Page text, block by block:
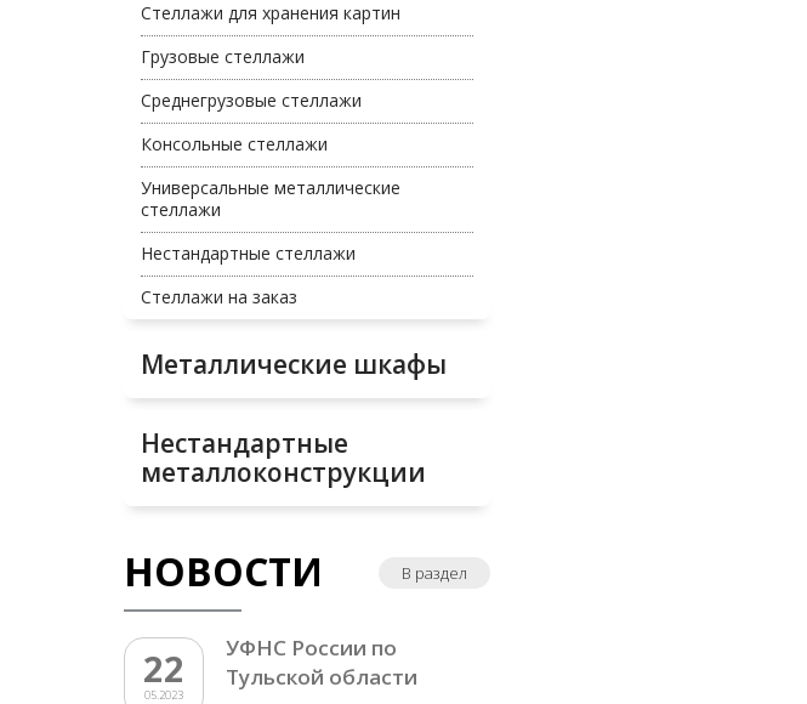
Стеллажи для хранения картин
Грузовые стеллажи
Среднегрузовые стеллажи
Консольные стеллажи
Универсальные металлические
стеллажи
Нестандартные стеллажи
Стеллажи на заказ
Металлические шкафы
Нестандартные
металлоконструкции
НОВОСТИ В раздел
22
05.2023
УФНС России по
Тульской области